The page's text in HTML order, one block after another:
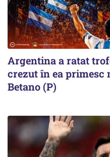
Argentina a ratat
crezut în ea primesc
Betano (P)